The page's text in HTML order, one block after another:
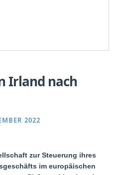
Irland nach
2022
zur Steuerung ihres
im europäischen